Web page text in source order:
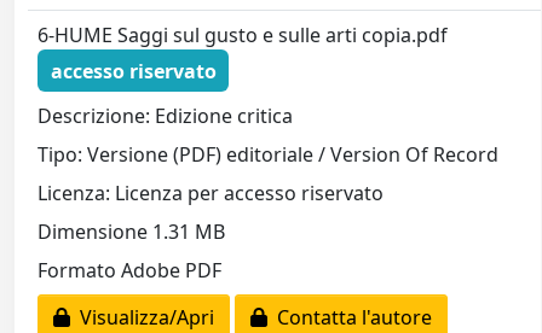
6-HUME Saggi sul gusto e sulle arti copia.pdf
accesso riservato
Descrizione: Edizione critica
Tipo: Versione (PDF) editoriale / Version Of Record
Licenza: Licenza per accesso riservato
Dimensione 1.31 MB
Formato Adobe PDF
Visualizza/Apri
Contatta l'autore